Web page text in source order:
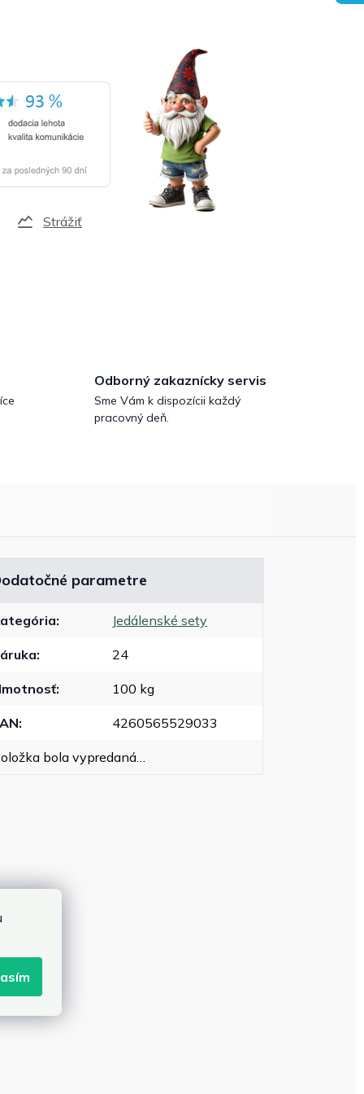
Strážiť
Odborný zakaznícky servis
Sme Vám k dispozícii každý
pracovný deň.
parametre
: Jedálenské sety
: 24
: 100 kg
: 4260565529033
bola vypredaná…